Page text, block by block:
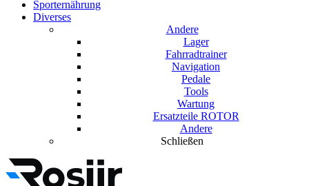
Sporternährung
Diverses
Andere
Lager
Fahrradtrainer
Navigation
Pedale
Tools
Wartung
Ersatzteile ROTOR
Andere
Schließen